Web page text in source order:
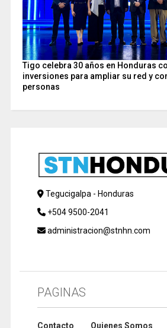
Tigo celebra 30 años en Honduras
inversiones para ampliar su red y
personas
Tegucigalpa - Honduras
+504 9500-2041
administracion@stnhn.com
PAGINAS
Contacto Quienes Somos